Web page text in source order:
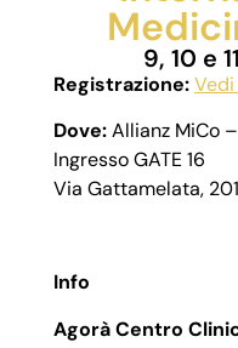
9, 10 e
Registrazione:
Dove:Allianz MiCo
Ingresso GATE 16
Via Gattamelata,
Info
Agorà Centro